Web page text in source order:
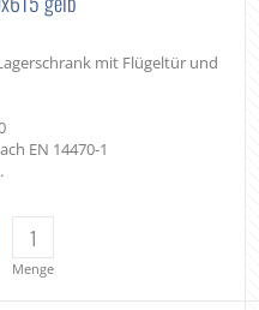
mit Flügeltür und
EN 14470-1
Menge